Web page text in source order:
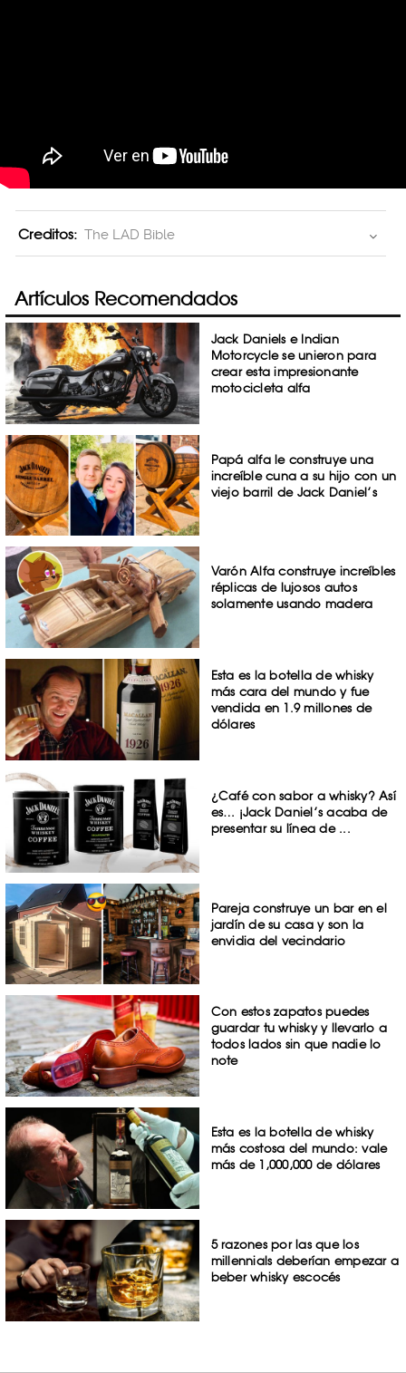
Creditos: The LAD Bible
Artículos Recomendados
Jack Daniels e Indian
Motorcycle se unieron para
crear esta impresionante
motocicleta alfa
Papá alfa le construye una
increíble cuna a su hijo con un
viejo barril de Jack Daniel’s
Varón Alfa construye increíbles
réplicas de lujosos autos
solamente usando madera
Esta es la botella de whisky
más cara del mundo y fue
vendida en 1.9 millones de
dólares
¿Café con sabor a whisky? Así
es… ¡Jack Daniel’s acaba de
presentar su línea de ...
Pareja construye un bar en el
jardín de su casa y son la
envidia del vecindario
Con estos zapatos puedes
guardar tu whisky y llevarlo a
todos lados sin que nadie lo
note
Esta es la botella de whisky
más costosa del mundo: vale
más de 1,000,000 de dólares
5 razones por las que los
millennials deberían empezar a
beber whisky escocés